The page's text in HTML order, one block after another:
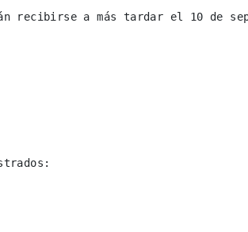
recibirse a más tardar el 10 de